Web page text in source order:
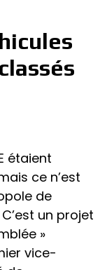
étaient
ce n’est
de
un projet
»
vice-